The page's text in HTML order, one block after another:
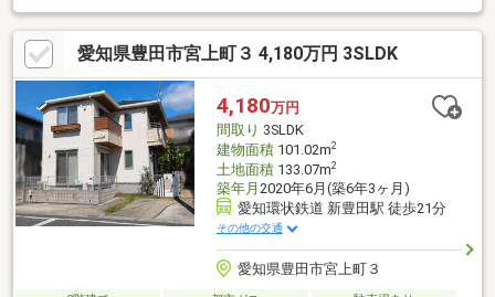
子育て世帯でも安心してお住まいになれます。・プライムツリー
赤池まで車で約7分！ショッピングやグルメを気軽に楽しめます
♪■リフォーム歴2006年頃：ユニットバス交換、エコカラット・フ
ローリング上張り（1階リビング）2022年頃：キッチンコンロ交
換、洗面台・トイレ交換（2階）、洗面室CF貼替、クロス張替（2
階全室）、シューズボックス取付、外壁塗装、バルコニー防水工
事実施済2024年頃：給湯器交換
愛知県豊田市宮上町３ 4,180万円 3SLDK
4,180万円
間取り 3SLDK
建物面積101.02m2
土地面積133.07m2
築年月 2020年6月(築6年3ヶ月)
愛知環状鉄道 新豊田駅 徒歩21分
その他の交通
愛知県豊田市宮上町３